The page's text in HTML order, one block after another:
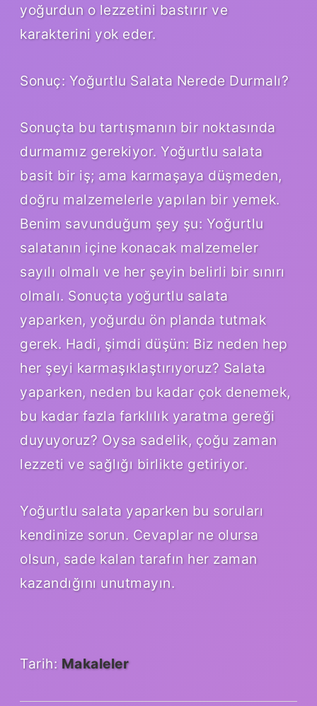
yoğurdun o lezzetini bastırır ve
karakterini yok eder.
Sonuç: Yoğurtlu Salata Nerede Durmalı?
Sonuçta bu tartışmanın bir noktasında
durmamız gerekiyor. Yoğurtlu salata
basit bir iş; ama karmaşaya düşmeden,
doğru malzemelerle yapılan bir yemek.
Benim savunduğum şey şu: Yoğurtlu
salatanın içine konacak malzemeler
sayılı olmalı ve her şeyin belirli bir sınırı
olmalı. Sonuçta yoğurtlu salata
yaparken, yoğurdu ön planda tutmak
gerek. Hadi, şimdi düşün: Biz neden hep
her şeyi karmaşıklaştırıyoruz? Salata
yaparken, neden bu kadar çok denemek,
bu kadar fazla farklılık yaratma gereği
duyuyoruz? Oysa sadelik, çoğu zaman
lezzeti ve sağlığı birlikte getiriyor.
Yoğurtlu salata yaparken bu soruları
kendinize sorun. Cevaplar ne olursa
olsun, sade kalan tarafın her zaman
kazandığını unutmayın.
Tarih: Makaleler